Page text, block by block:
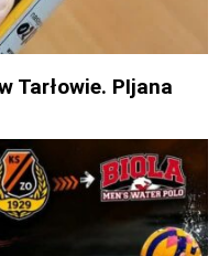
Tarłowie. PIjana